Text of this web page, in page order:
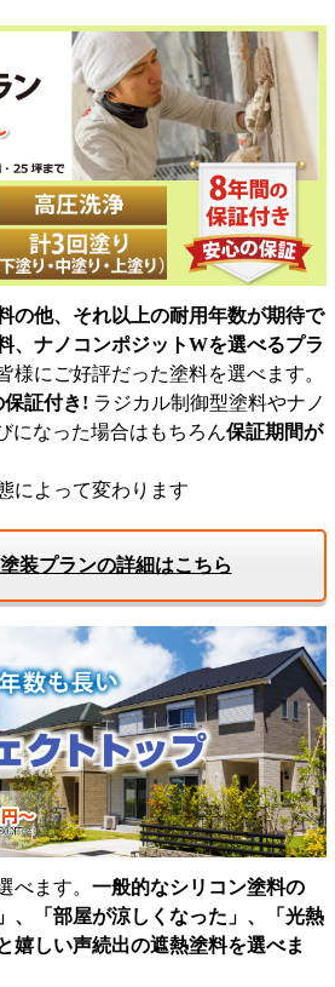
の他、それ以上の耐用年数が期待で
、ナノコンポジットWを選べるプラ
様にご好評だった塗料を選べます。
保証付き! ラジカル制御型塗料やナノ
になった場合はもちろん保証期間が
によって変わります
装プランの詳細はこちら
ます。 一般的なシリコン塗料の
、「部屋が涼しくなった」、「光熱
嬉しい声続出の遮熱塗料を選べま